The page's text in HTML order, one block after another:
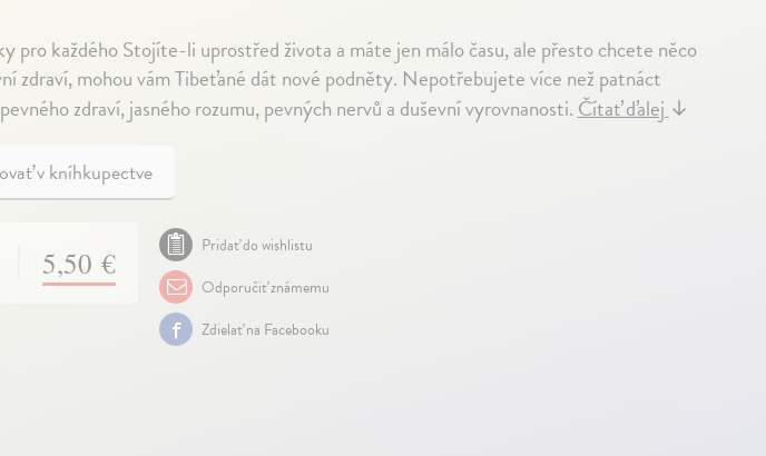
pro každého Stojíte-li uprostřed života a máte jen málo času, ale přesto chcete něco
zdraví, mohou vám Tibeťané dát nové podněty. Nepotřebujete více než patnáct
zdraví, jasného rozumu, pevných nervů a duševní vyrovnanosti.Čítať ďalej↓
v kníhkupectve
5,50 €
Pridať do wishlistu
Odporučiť známemu
Zdielať na Facebooku